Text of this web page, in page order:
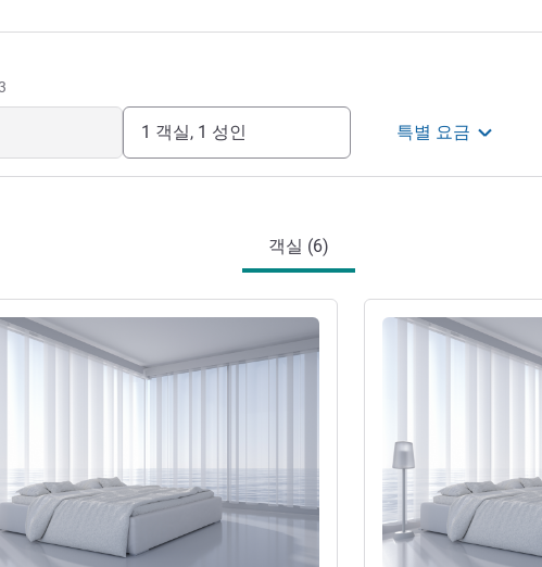
1 객실, 1 성인 특별 요금
객실 (6)
보 보기 세부 정보 보기